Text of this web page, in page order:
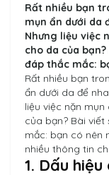
Rất nhiều bạn
mụn ẩn dưới da
Nhưng liệu việc
cho da của
đáp thắc mắc:
Rất nhiều bạn
ẩn dưới da để
liệu việc nặn
của bạn? Bài
mắc: bạn có nên
nhiều thông tin
1. Dấu